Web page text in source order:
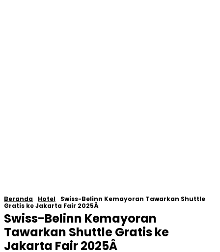
Beranda Hotel
Swiss-Belinn Kemayoran Tawarkan Shuttle
Gratis ke Jakarta Fair 2025Â
Swiss-Belinn Kemayoran
Tawarkan Shuttle Gratis ke
Jakarta Fair 2025Â